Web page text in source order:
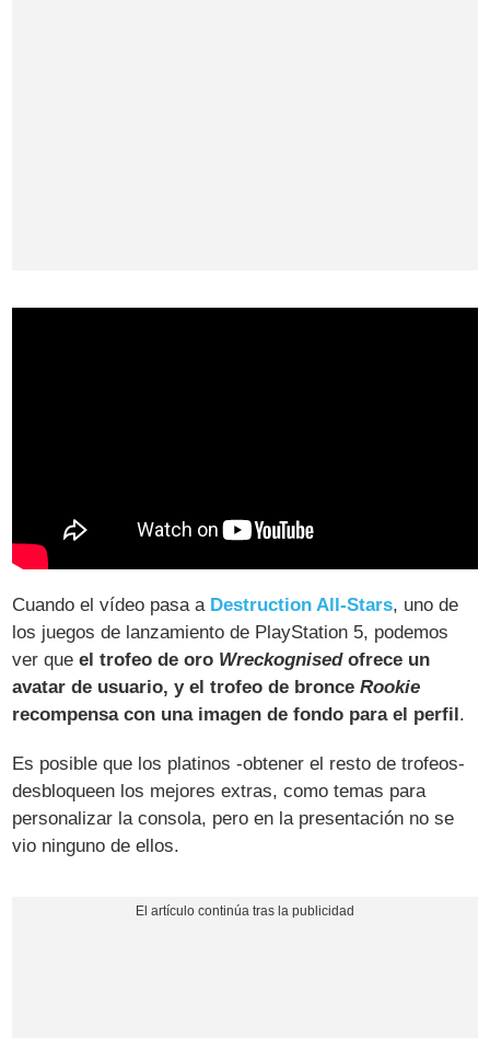
Cuando el vídeo pasa a Destruction All-Stars, uno de
los juegos de lanzamiento de PlayStation 5, podemos
ver queel trofeo de oro Wreckognisedofrece un
avatar de usuario, y el trofeo de bronceRookie
recompensa con una imagen de fondo para el perfil .
Es posible que los platinos -obtener el resto de trofeos-
desbloqueen los mejores extras, como temas para
personalizar la consola, pero en la presentación no se
vio ninguno de ellos.